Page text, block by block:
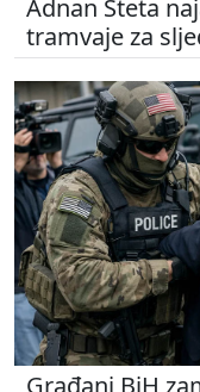
Adnan Šteta
tramvaje za
Građani BiH